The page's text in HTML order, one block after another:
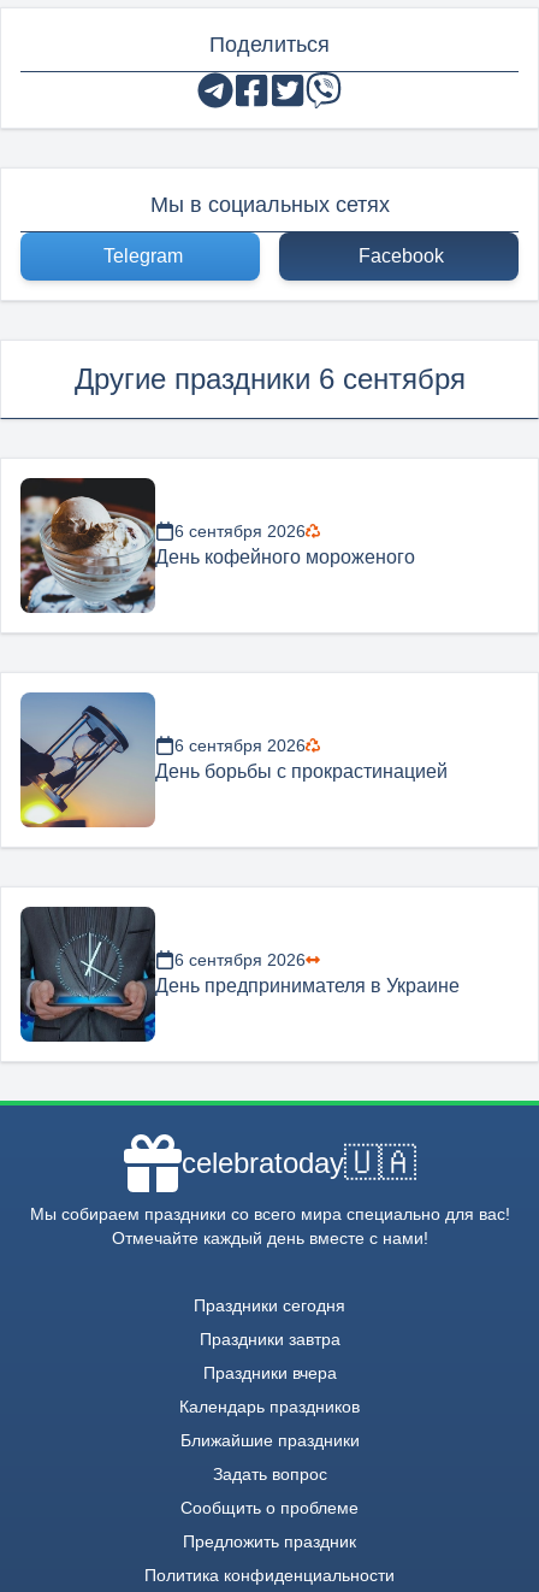
Поделиться
Мы в социальных сетях
Telegram Facebook
Другие праздники 6 сентября
6 сентября 2026
День кофейного мороженого
6 сентября 2026
День борьбы с прокрастинацией
6 сентября 2026
День предпринимателя в Украине
celebratoday🇺🇦
Мы собираем праздники со всего мира специально для вас!
Отмечайте каждый день вместе с нами!
Праздники сегодня
Праздники завтра
Праздники вчера
Календарь праздников
Ближайшие праздники
Задать вопрос
Сообщить о проблеме
Предложить праздник
Политика конфиденциальности